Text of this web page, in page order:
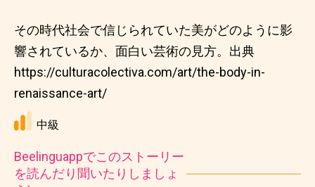
その時代社会で信じられていた美がどのように影
響されているか、面白い芸術の見方。出典
https://culturacolectiva.com/art/the-body-in-
renaissance-art/
中級
Beelinguappでこのストーリー
を読んだり聞いたりしましょ